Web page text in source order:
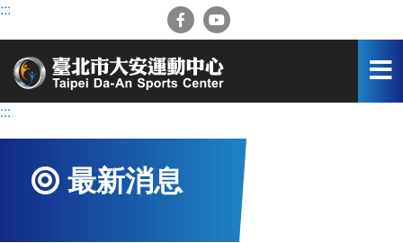
跳
容
:::
:::
最新消息